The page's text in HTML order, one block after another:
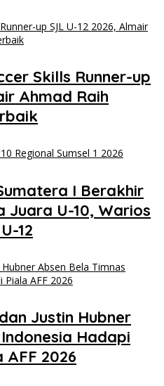
Skills Runner-up
Ahmad Raih
I Berakhir
Juara U-10, Warios
12
Justin Hubner
Hadapi
2026